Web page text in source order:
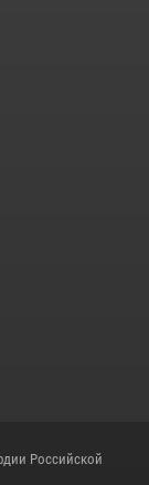
Российской